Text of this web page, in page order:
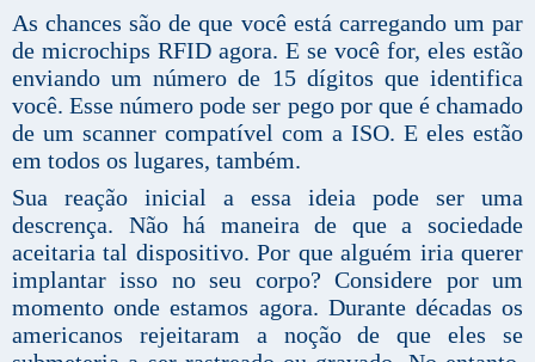
As chances são de que você está carregando um par
de microchips RFID agora. E se você for, eles estão
enviando um número de 15 dígitos que identifica
você. Esse número pode ser pego por que é chamado
de um scanner compatível com a ISO. E eles estão
em todos os lugares, também.
Sua reação inicial a essa ideia pode ser uma
descrença. Não há maneira de que a sociedade
aceitaria tal dispositivo. Por que alguém iria querer
implantar isso no seu corpo? Considere por um
momento onde estamos agora. Durante décadas os
americanos rejeitaram a noção de que eles se